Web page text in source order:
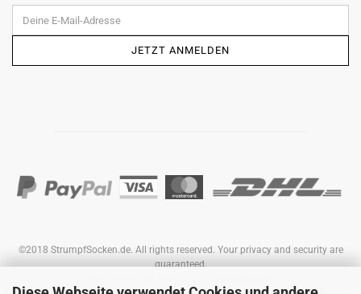
©2018 StrumpfSocken.de. All rights reserved. Your privacy and security are
guaranteed.